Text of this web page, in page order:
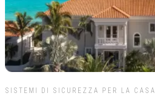
SISTEMI DI SICUREZZA PER LA CASA